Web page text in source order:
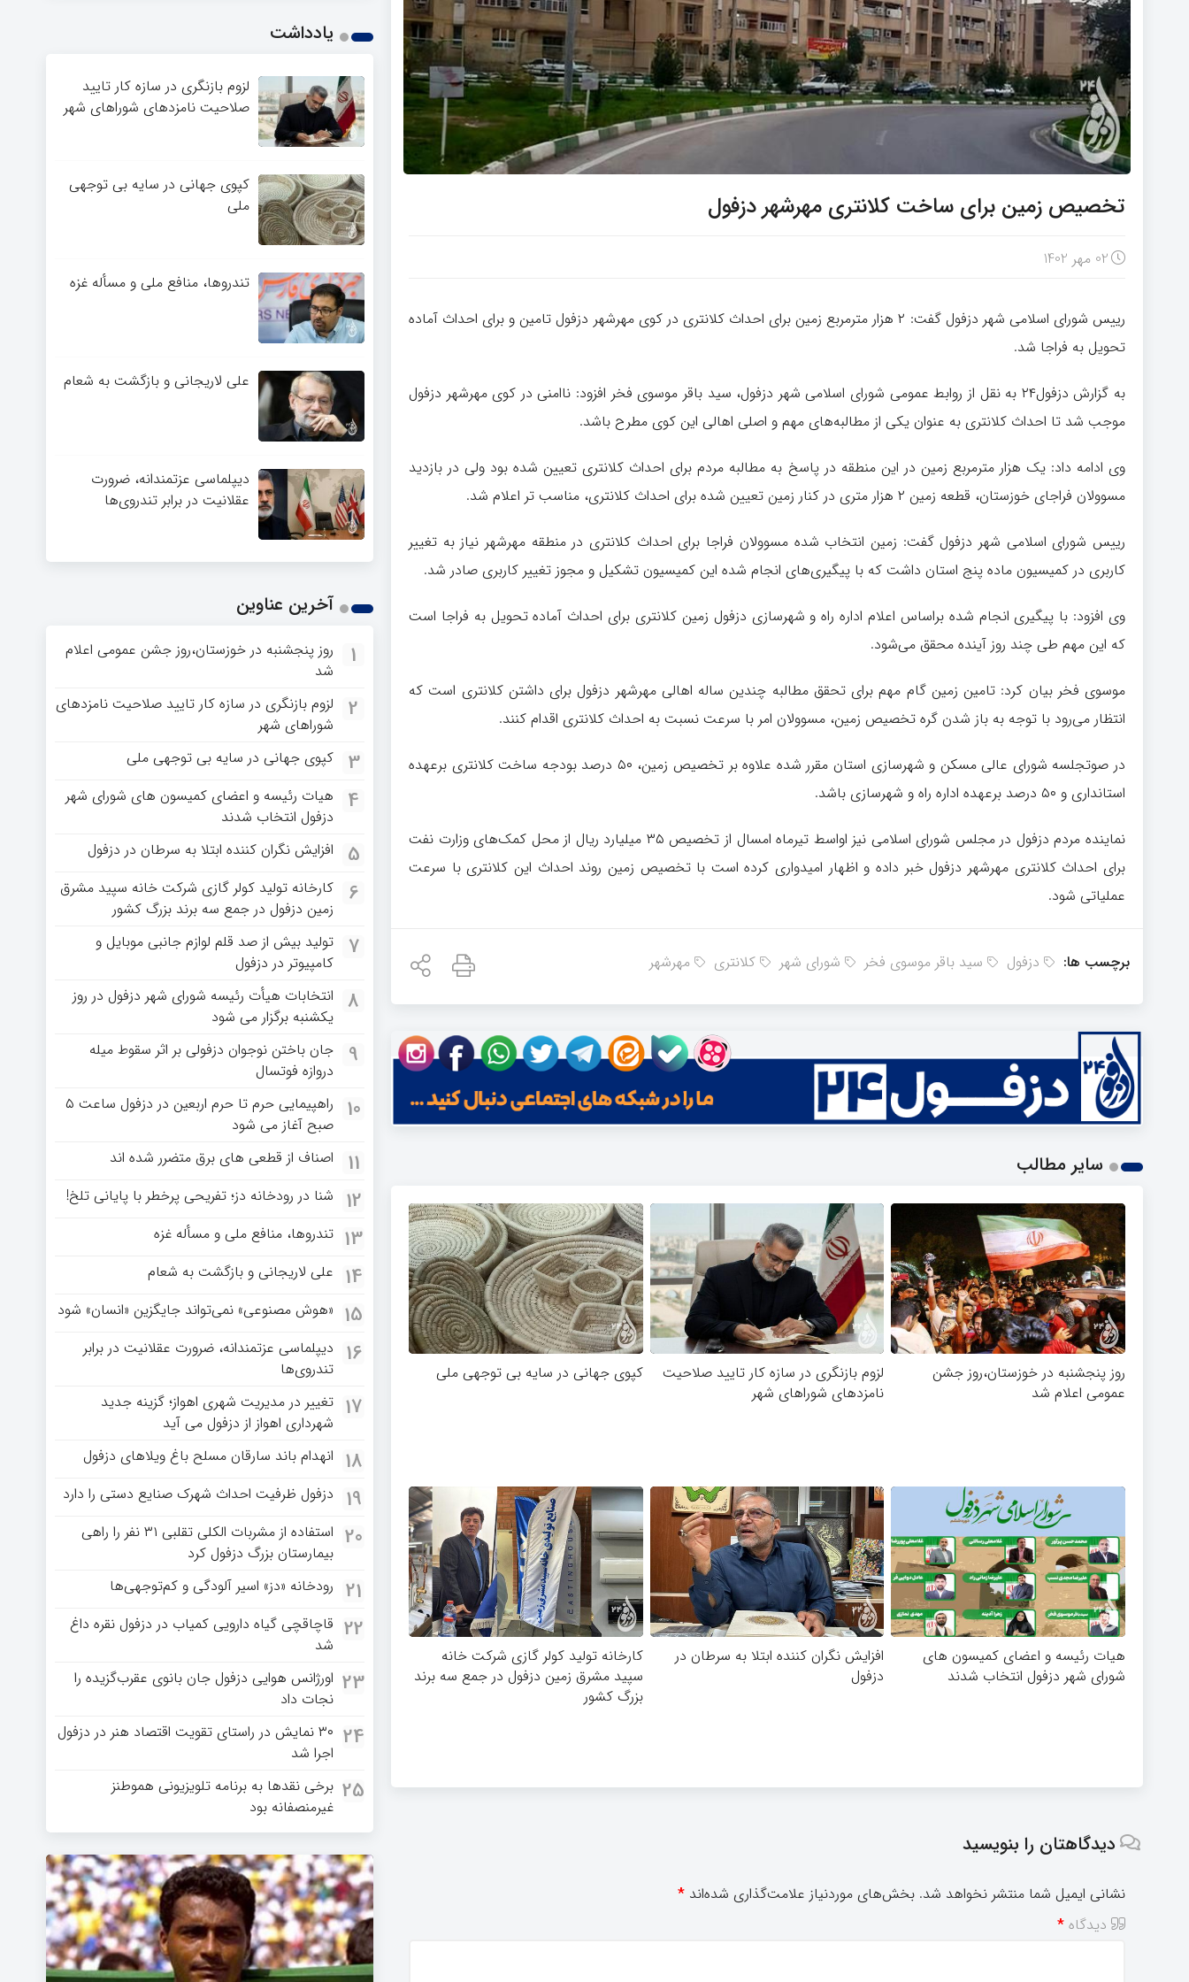
تخصیص زمین برای ساخت کلانتری مهرشهر دزفول
02 مهر 1402
رییس شورای اسلامی شهر دزفول گفت: ۲ هزار مترمربع زمین برای احداث کلانتری در کوی مهرشهر دزفول تامین و برای احداث آماده
تحویل به فراجا شد.
به گزارش دزفول۲۴ به نقل از روابط عمومی شورای اسلامی شهر دزفول، سید باقر موسوی فخر افزود: ناامنی در کوی مهرشهر دزفول
موجب شد تا احداث کلانتری به عنوان یکی از مطالبه‌های مهم و اصلی اهالی این کوی مطرح باشد.
وی ادامه داد: یک هزار مترمربع زمین در این منطقه در پاسخ به مطالبه مردم برای احداث کلانتری تعیین شده بود ولی در بازدید
مسوولان فراجای خوزستان، قطعه زمین ۲ هزار متری در کنار زمین تعیین شده برای احداث کلانتری، مناسب تر اعلام شد.
رییس شورای اسلامی شهر دزفول گفت: زمین انتخاب شده مسوولان فراجا برای احداث کلانتری در منطقه مهرشهر نیاز به تغییر
کاربری در کمیسیون ماده پنج استان داشت که با پیگیری‌های انجام شده این کمیسیون تشکیل و مجوز تغییر کاربری صادر شد.
وی افزود: با پیگیری انجام شده براساس اعلام اداره راه و شهرسازی دزفول زمین کلانتری برای احداث آماده تحویل به فراجا است
که این مهم طی چند روز آینده محقق می‌شود.
موسوی فخر بیان کرد: تامین زمین گام مهم برای تحقق مطالبه چندین ساله اهالی مهرشهر دزفول برای داشتن کلانتری است که
انتظار می‌رود با توجه به باز شدن گره تخصیص زمین، مسوولان امر با سرعت نسبت به احداث کلانتری اقدام کنند.
در صوتجلسه شورای عالی مسکن و شهرسازی استان مقرر شده علاوه بر تخصیص زمین، ۵۰ درصد بودجه ساخت کلانتری برعهده
استانداری و ۵۰ درصد برعهده اداره راه و شهرسازی باشد.
نماینده مردم دزفول در مجلس شورای اسلامی نیز اواسط تیرماه امسال از تخصیص ۳۵ میلیارد ریال از محل کمک‌های وزارت نفت
برای احداث کلانتری مهرشهر دزفول خبر داده و اظهار امیدواری کرده است با تخصیص زمین روند احداث این کلانتری با سرعت
عملیاتی شود.
برچسب ها: دزفول سید باقر موسوی فخر شورای شهر کلانتری مهرشهر
سایر مطالب
روز پنجشنبه در خوزستان،روز جشن
عمومی اعلام شد
لزوم بازنگری در سازه کار تایید صلاحیت
نامزدهای شوراهای شهر
کپوی جهانی در سایه بی توجهی ملی
هیات رئیسه و اعضای کمیسون های
شورای شهر دزفول انتخاب شدند
افزایش نگران کننده ابتلا به سرطان در
دزفول
کارخانه تولید کولر گازی شرکت خانه
سپید مشرق زمین دزفول در جمع سه برند
بزرگ کشور
دیدگاهتان را بنویسید
نشانی ایمیل شما منتشر نخواهد شد. بخش‌های موردنیاز علامت‌گذاری شده‌اند *
دیدگاه *
یادداشت
لزوم بازنگری در سازه کار تایید
صلاحیت نامزدهای شوراهای شهر
کپوی جهانی در سایه بی توجهی
ملی
تندروها، منافع ملی و مسأله غزه
علی لاریجانی و بازگشت به شعام
دیپلماسی عزتمندانه، ضرورت
عقلانیت در برابر تندروی‌ها
آخرین عناوین
1
روز پنجشنبه در خوزستان،روز جشن عمومی اعلام
شد
2
لزوم بازنگری در سازه کار تایید صلاحیت نامزدهای
شوراهای شهر
3 کپوی جهانی در سایه بی توجهی ملی
4
هیات رئیسه و اعضای کمیسون های شورای شهر
دزفول انتخاب شدند
5 افزایش نگران کننده ابتلا به سرطان در دزفول
6
کارخانه تولید کولر گازی شرکت خانه سپید مشرق
زمین دزفول در جمع سه برند بزرگ کشور
7
تولید بیش از صد قلم لوازم جانبی موبایل و
کامپیوتر در دزفول
8
انتخابات هیأت رئیسه شورای شهر دزفول در روز
یکشنبه برگزار می شود
9
جان باختن نوجوان دزفولی بر اثر سقوط میله
دروازه فوتسال
10
راهپیمایی حرم تا حرم اربعین در دزفول ساعت ۵
صبح آغاز می شود
11 اصناف از قطعی های برق متضرر شده اند
12 شنا در رودخانه دز؛ تفریحی پرخطر با پایانی تلخ!
13 تندروها، منافع ملی و مسأله غزه
14 علی لاریجانی و بازگشت به شعام
15 «هوش مصنوعی» نمی‌تواند جایگزین «انسان» شود
16
دیپلماسی عزتمندانه، ضرورت عقلانیت در برابر
تندروی‌ها
17 تغییر در مدیریت شهری اهواز؛ گزینه جدید
شهرداری اهواز از دزفول می آید
18 انهدام باند سارقان مسلح باغ‌ ویلاهای دزفول
19 دزفول ظرفیت احداث شهرک صنایع دستی را دارد
20
استفاده از مشربات الکلی تقلبی ۳۱ نفر را راهی
بیمارستان بزرگ دزفول کرد
21 رودخانه «دز» اسیر آلودگی و کم‌توجهی‌ها
22 قاچاقچی گیاه دارویی کمیاب در دزفول نقره داغ
شد
23 اورژانس هوایی دزفول جان بانوی عقرب‌گزیده را
نجات داد
24
۳۰ نمایش در راستای تقویت اقتصاد هنر در دزفول
اجرا شد
25 برخی نقدها به برنامه تلویزیونی هموطنز
غیرمنصفانه بود